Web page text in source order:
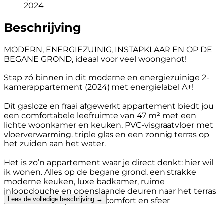
2024
Beschrijving
MODERN, ENERGIEZUINIG, INSTAPKLAAR EN OP DE
BEGANE GROND, ideaal voor veel woongenot!
Stap zó binnen in dit moderne en energiezuinige 2-
kamerappartement (2024) met energielabel A+!
Dit gasloze en fraai afgewerkt appartement biedt jou
een comfortabele leefruimte van 47 m² met een
lichte woonkamer en keuken, PVC-visgraatvloer met
vloerverwarming, triple glas en een zonnig terras op
het zuiden aan het water.
Het is zo’n appartement waar je direct denkt: hier wil
ik wonen. Alles op de begane grond, een strakke
moderne keuken, luxe badkamer, ruime
inloopdouche en openslaande deuren naar het terras
maken dit een plek waar comfort en sfeer
Lees de volledige beschrijving →